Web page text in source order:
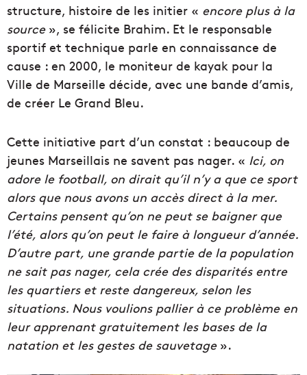
structure, histoire de les initier « encore plus à la
source », se félicite Brahim. Et le responsable
sportif et technique parle en connaissance de
cause : en 2000, le moniteur de kayak pour la
Ville de Marseille décide, avec une bande d’amis,
de créer Le Grand Bleu.
Cette initiative part d’un constat : beaucoup de
jeunes Marseillais ne savent pas nager. « Ici, on
adore le football, on dirait qu’il n’y a que ce sport
alors que nous avons un accès direct à la mer.
Certains pensent qu’on ne peut se baigner que
l’été, alors qu’on peut le faire à longueur d’année.
D’autre part, une grande partie de la population
ne sait pas nager, cela crée des disparités entre
les quartiers et reste dangereux, selon les
situations. Nous voulions pallier à ce problème en
leur apprenant gratuitement les bases de la
natation et les gestes de sauvetage».